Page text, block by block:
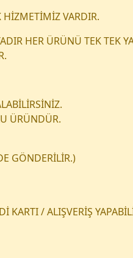
HİZMETİMİZ VARDIR.
HER ÜRÜNÜ TEK TEK
ÜRÜNDÜR.
GÖNDERİLİR.)
/ ALIŞVERİŞ